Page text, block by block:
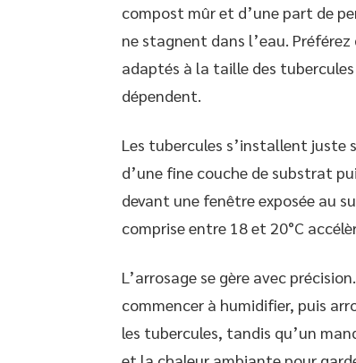
compost mûr et d’une part de
ne stagnent dans l’eau.
adaptés à la taille des
dépendent.
Les tubercules s’installent juste
d’une fine couche de substrat
devant une fenêtre exposée au
comprise entre 18 et 20°C
L’arrosage se gère avec
commencer à humidifier, puis
les tubercules, tandis qu’un